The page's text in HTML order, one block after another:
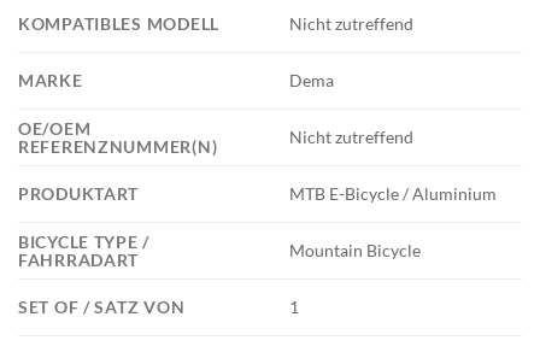
KOMPATIBLES MODELL Nicht zutreffend
MARKE Dema
OE/OEM
REFERENZNUMMER(N)
Nicht zutreffend
PRODUKTART MTB E-Bicycle / Aluminium
BICYCLE TYPE /
FAHRRADART
Mountain Bicycle
SET OF / SATZ VON 1